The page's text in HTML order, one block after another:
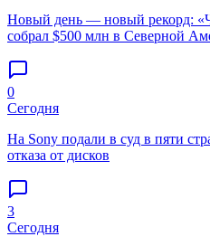
Новый день — новый рекорд:
собрал $500 млн в Северной
0
Сегодня
На Sony подали в суд в пяти
отказа от дисков
3
Сегодня